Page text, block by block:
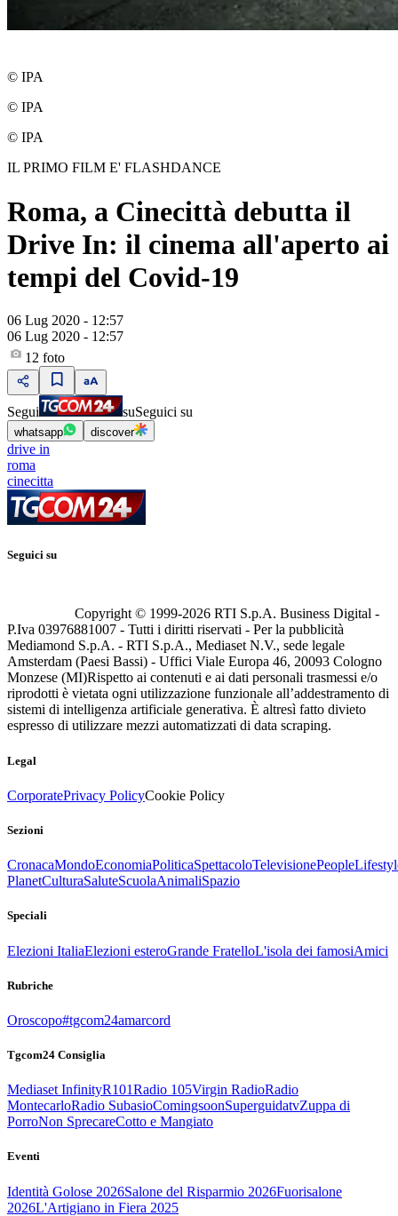
© IPA
© IPA
© IPA
IL PRIMO FILM E' FLASHDANCE
Roma, a Cinecittà debutta il
Drive In: il cinema all'aperto ai
tempi del Covid-19
06 Lug 2020 - 12:57
06 Lug 2020 - 12:57
12 foto
Segui suSeguici su
whatsapp discover
drive in
roma
cinecitta
Seguici su
Copyright © 1999-2026 RTI S.p.A. Business Digital -
P.Iva 03976881007 - Tutti i diritti riservati - Per la pubblicità
Mediamond S.p.A. - RTI S.p.A., Mediaset N.V., sede legale
Amsterdam (Paesi Bassi) - Uffici Viale Europa 46, 20093 Cologno
Monzese (MI)Rispetto ai contenuti e ai dati personali trasmessi e/o
riprodotti è vietata ogni utilizzazione funzionale all’addestramento di
sistemi di intelligenza artificiale generativa. È altresì fatto divieto
espresso di utilizzare mezzi automatizzati di data scraping.
Legal
CorporatePrivacy PolicyCookie Policy
Sezioni
CronacaMondoEconomiaPoliticaSpettacoloTelevisionePeople
PlanetCulturaSaluteScuolaAnimaliSpazio
Speciali
Elezioni ItaliaElezioni esteroGrande FratelloL'isola dei famosiAmici
Rubriche
Oroscopo#tgcom24amarcord
Tgcom24 Consiglia
Mediaset InfinityR101Radio 105Virgin RadioRadio
MontecarloRadio SubasioComingsoonSuperguidatvZuppa di
PorroNon SprecareCotto e Mangiato
Eventi
Identità Golose 2026Salone del Risparmio 2026Fuorisalone
2026L'Artigiano in Fiera 2025